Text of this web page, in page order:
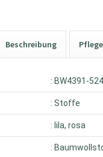
Beschreibung
: BW4391-524
: Stoffe
: lila, rosa
: